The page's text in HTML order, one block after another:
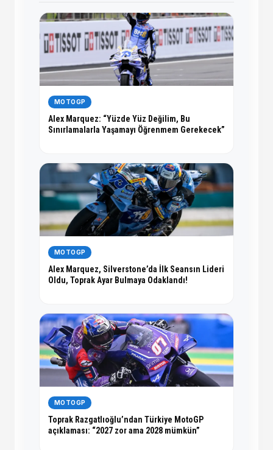
MOTOGP
Alex Marquez: “Yüzde Yüz Değilim, Bu
Sınırlamalarla Yaşamayı Öğrenmem Gerekecek”
MOTOGP
Alex Marquez, Silverstone’da İlk Seansın Lideri
Oldu, Toprak Ayar Bulmaya Odaklandı!
MOTOGP
Toprak Razgatlıoğlu’ndan Türkiye MotoGP
açıklaması: “2027 zor ama 2028 mümkün”